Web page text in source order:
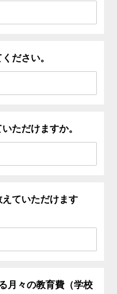
ださい。
ただけますか。
ていただけます
月々の教育費（学校